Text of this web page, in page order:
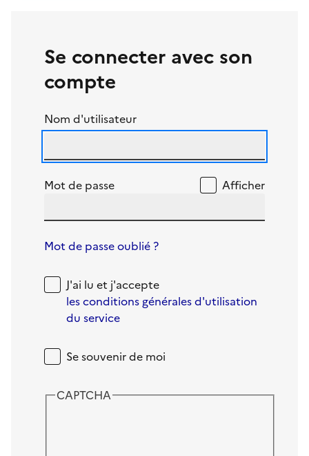
Se connecter avec son
compte
Nom d'utilisateur
Mot de passe Afficher
Mot de passe oublié ?
J'ai lu et j'accepte
les conditions générales d'utilisation
du service
Se souvenir de moi
CAPTCHA